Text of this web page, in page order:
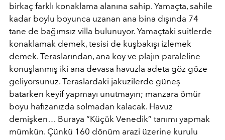
birkaç farklı konaklama alanına sahip. Yamaçta, sahile
kadar boylu boyunca uzanan ana bina dışında 74
tane de bağımsız villa bulunuyor. Yamaçtaki suitlerde
konaklamak demek, tesisi de kuşbakışı izlemek
demek. Teraslarından, ana koy ve plajın paraleline
konuşlanmış iki ana devasa havuzla adeta göz göze
geliyorsunuz. Teraslardaki jakuzilerde güneş
batarken keyif yapmayı unutmayın; manzara ömür
boyu hafızanızda solmadan kalacak. Havuz
demişken… Buraya “Küçük Venedik” tanımı yapmak
mümkün. Çünkü 160 dönüm arazi üzerine kurulu